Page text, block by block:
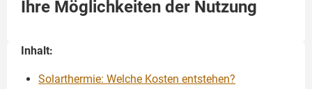
Ihre Möglichkeiten der Nutzung
Inhalt:
Solarthermie: Welche Kosten entstehen?